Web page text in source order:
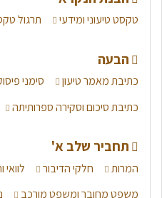
טקסט טיעוני ומידעי תרגול
הבעה
כתיבת מאמר טיעון
סימני
כתיבת סיכום וסקירה ספרותיתה
תחביר שלב א'
המרות חלקי הדיבור לוואי
משפט מחובר ומשפט מורכב